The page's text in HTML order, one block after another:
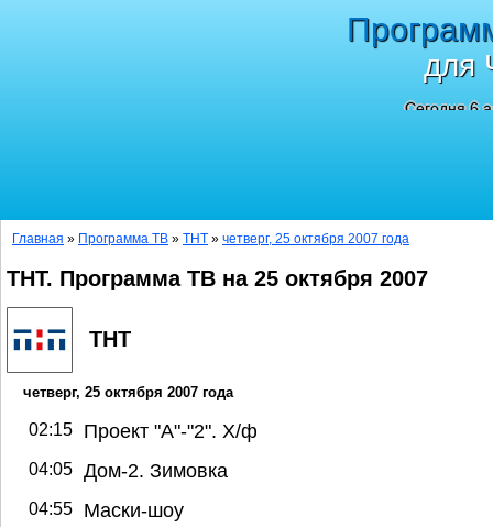
для
Сегодня 6
Главная » Программа ТВ » ТНТ » четверг, 25 октября 2007 года
ТНТ. Программа ТВ на 25 октября 2007
ТНТ
четверг, 25 октября 2007 года
02:15 Проект "А"-"2". Х/ф
04:05 Дом-2. Зимовка
04:55 Маски-шоу